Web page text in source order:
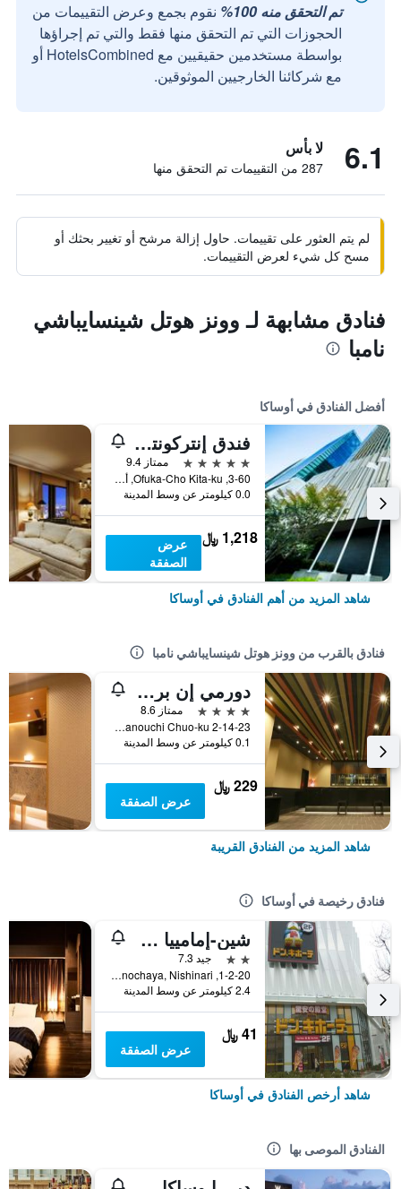
تم التحقق منه 100%
نقوم بجمع وعرض التقييمات من
الحجوزات التي تم التحقق منها فقط والتي تم إجراؤها
بواسطة مستخدمين حقيقيين مع HotelsCombined أو
مع شركائنا الخارجيين الموثوقين.
6.1 لا بأس
287 من التقييمات تم التحقق منها
لم يتم العثور على تقييمات. حاول إزالة مرشح أو تغيير بحثك أو
مسح كل شيء لعرض التقييمات.
فنادق مشابهة لـ وونز هوتل شينسايباشي
نامبا
أفضل الفنادق في أوساكا
فندق إنتركونتيننتال أوساكا
5 نجوم
ممتاز 9.4
3-60, Ofuka-Cho Kita-ku, أوساكا, اليابان
0.0 كيلومتر عن وسط المدينة
1,218 ﷼
عرض
الصفقة
شاهد المزيد من أهم الفنادق في أوساكا
فنادق بالقرب من وونز هوتل شينسايباشي نامبا
دورمي إن بريميوم نامبا ناتورال هوت سبرينغ
4 نجوم
ممتاز 8.6
2-14-23 Shimanouchi Chuo-ku, أوساكا, اليابان
0.1 كيلومتر عن وسط المدينة
229 ﷼
عرض الصفقة
شاهد المزيد من الفنادق القريبة
فنادق رخيصة في أوساكا
شين-إمامييا هوتل
2 نجمتين
جيد 7.3
1-2-20, Haginochaya, Nishinari, أوساكا, اليابان
2.4 كيلومتر عن وسط المدينة
41 ﷼
عرض الصفقة
شاهد أرخص الفنادق في أوساكا
الفنادق الموصى بها